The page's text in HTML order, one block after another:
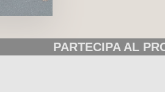
PARTECIPA AL